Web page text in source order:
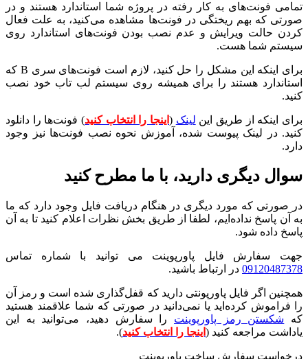
تمامی فونت‌های به کار رفته در پروژه شما استاندارد هستند و در
صورتی که بهم ریختگی در فونت‌ها مشاهده می‌کنید، به علت فعال
کردن حالت ویرایش و عدم نصب بودن فونت‌های استاندارد روی
سیستم شما هست.
برای اینکه این مشکل را حل کنید، لازم است فونت‌های سری B که
استاندارد هستند را برای همیشه روی سیستم لب تاب خود نصب
کنید.
برای اینکه از طریق این لینک ( اینجا را انتخاب کنید) فونت‌ها را دانلود
کنید. در لینک پیوست شده، آموزش نحوه نصب فونت‌ها نیز وجود
دارد.
سوال دیگری دارید، با ما مطرح کنید
در صورتی که مورد دیگری در هنگام دریافت فایل وجود دارد که ما
به آن پاسخ نداده‌ایم، لطفا از طریق بخش نظرات اعلام کنید تا به آن
پاسخ داده شود.
جهت سفارش فایل پاورپوینت می توانید با شماره تماس
09120487378 در ارتباط باشید.
همچنین اگر فایل پاورپونتی دارید که قفل‌گذاری شده است و رمز آن
را فراموش کرده‌اید یا نمی‌دانید در صورتی که شما علاقمند هستید
که شکستن رمز پاورپوینت را سفارش دهید، می‌توانید به این
یاداشت مراجعه کنید ( اینجا را انتخاب کنید).
درخواست سفارش ساخت پاورپوینت